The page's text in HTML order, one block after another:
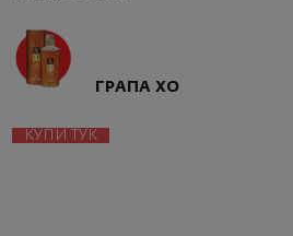
ГРАПА ХО
КУПИ ТУК